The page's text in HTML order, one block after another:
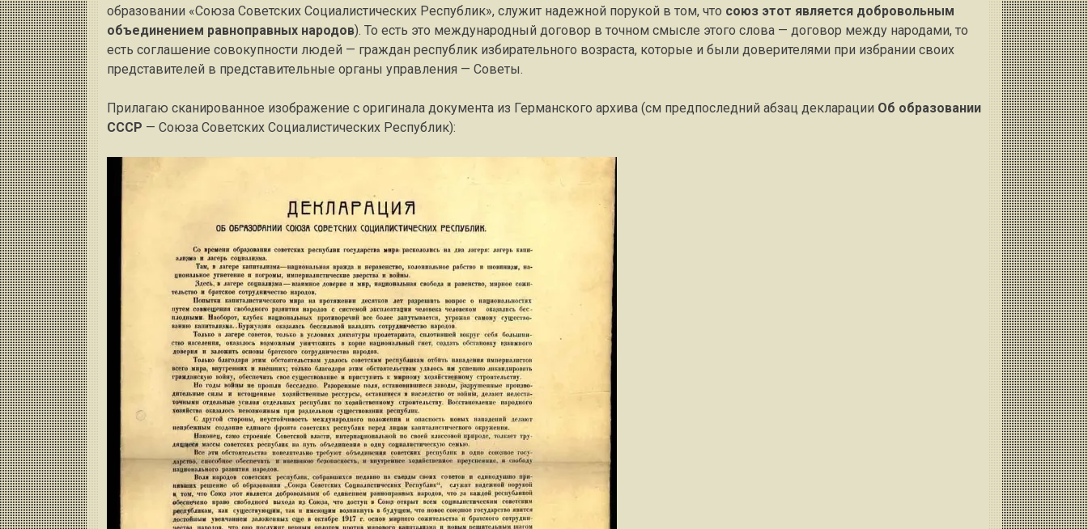
образовании «Союза Советских Социалистических Республик», служит надежной порукой в том, что союз этот является добровольным
объединением равноправных народов). То есть это международный договор в точном смысле этого слова — договор между народами, то
есть соглашение совокупности людей — граждан республик избирательного возраста, которые и были доверителями при избрании своих
представителей в представительные органы управления — Советы.
Прилагаю сканированное изображение с оригинала документа из Германского архива (см предпоследний абзац декларации Об образовании
СССР — Союза Советских Социалистических Республик):